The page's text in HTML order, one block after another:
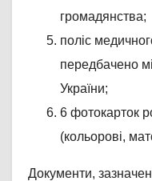
громадянства;
поліс
передбачено
України;
6 фотокарток
(кольорові,
Документи,